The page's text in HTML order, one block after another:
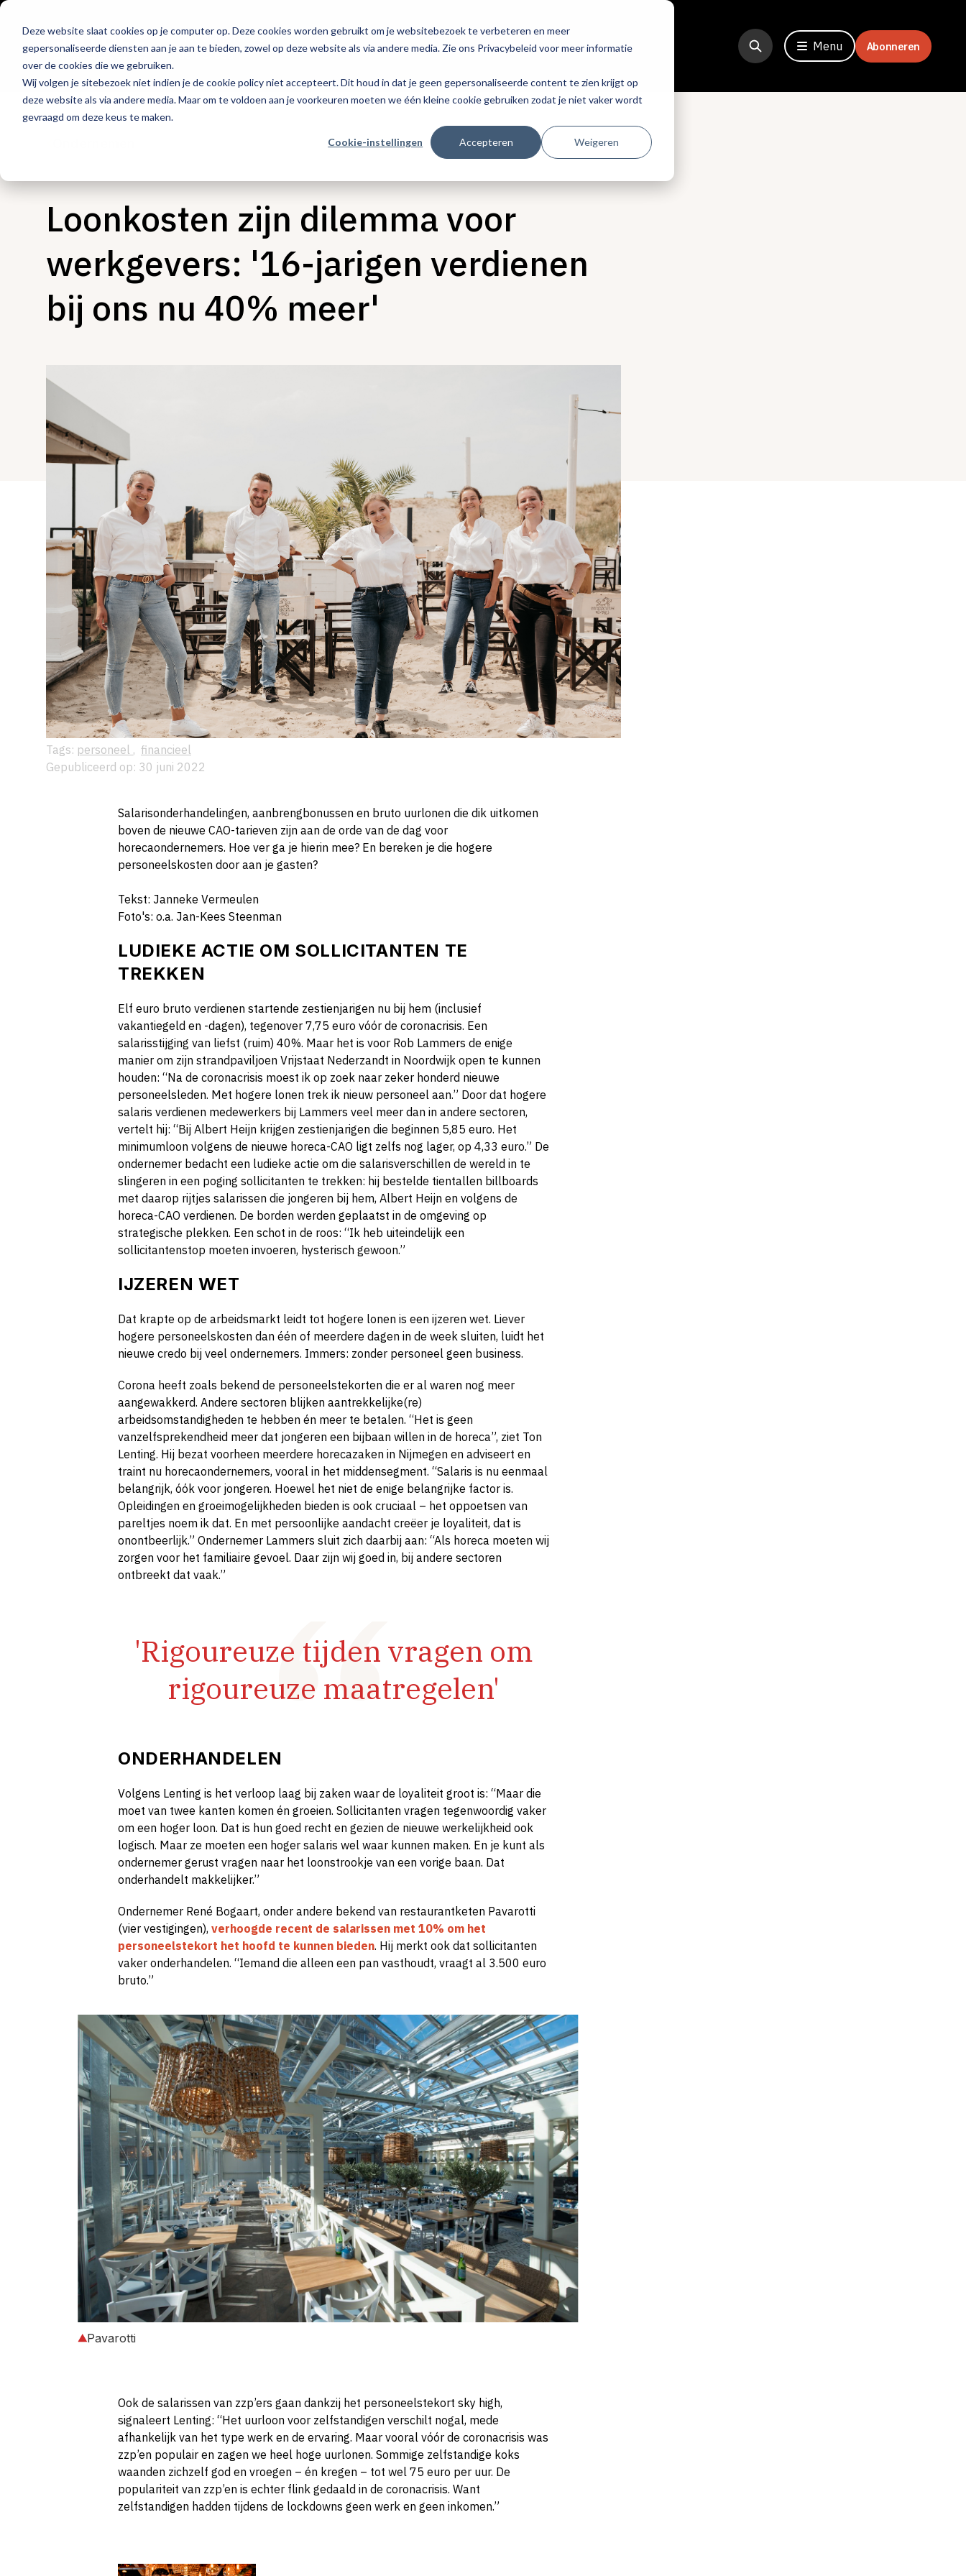
Deze website slaat cookies op je computer op. Deze cookies worden gebruikt om je websitebezoek te verbeteren en meer
gepersonaliseerde diensten aan je aan te bieden, zowel op deze website als via andere media. Zie ons Privacybeleid voor meer informatie
over de cookies die we gebruiken.
Wij volgen je sitebezoek niet indien je de cookie policy niet accepteert. Dit houd in dat je geen gepersonaliseerde content te zien krijgt op
deze website als via andere media. Maar om te voldoen aan je voorkeuren moeten we één kleine cookie gebruiken zodat je niet vaker wordt
gevraagd om deze keus te maken.
Cookie-instellingen Accepteren Weigeren
Hét platform voor
de horeca
Menu Abonneren
Loonkosten zijn dilemma voor
werkgevers: '16-jarigen verdienen
bij ons nu 40% meer'
Tags: personeel , financieel
Gepubliceerd op: 30 juni 2022
Salarisonderhandelingen, aanbrengbonussen en bruto uurlonen die dik uitkomen
boven de nieuwe CAO-tarieven zijn aan de orde van de dag voor
horecaondernemers. Hoe ver ga je hierin mee? En bereken je die hogere
personeelskosten door aan je gasten?
Tekst: Janneke Vermeulen
Foto's: o.a. Jan-Kees Steenman
LUDIEKE ACTIE OM SOLLICITANTEN TE
TREKKEN
Elf euro bruto verdienen startende zestienjarigen nu bij hem (inclusief
vakantiegeld en -dagen), tegenover 7,75 euro vóór de coronacrisis. Een
salarisstijging van liefst (ruim) 40%. Maar het is voor Rob Lammers de enige
manier om zijn strandpaviljoen Vrijstaat Nederzandt in Noordwijk open te kunnen
houden: “Na de coronacrisis moest ik op zoek naar zeker honderd nieuwe
personeelsleden. Met hogere lonen trek ik nieuw personeel aan.” Door dat hogere
salaris verdienen medewerkers bij Lammers veel meer dan in andere sectoren,
vertelt hij: “Bij Albert Heijn krijgen zestienjarigen die beginnen 5,85 euro. Het
minimumloon volgens de nieuwe horeca-CAO ligt zelfs nog lager, op 4,33 euro.” De
ondernemer bedacht een ludieke actie om die salarisverschillen de wereld in te
slingeren in een poging sollicitanten te trekken: hij bestelde tientallen billboards
met daarop rijtjes salarissen die jongeren bij hem, Albert Heijn en volgens de
horeca-CAO verdienen. De borden werden geplaatst in de omgeving op
strategische plekken. Een schot in de roos: “Ik heb uiteindelijk een
sollicitantenstop moeten invoeren, hysterisch gewoon.”
IJZEREN WET
Dat krapte op de arbeidsmarkt leidt tot hogere lonen is een ijzeren wet. Liever
hogere personeelskosten dan één of meerdere dagen in de week sluiten, luidt het
nieuwe credo bij veel ondernemers. Immers: zonder personeel geen business.
Corona heeft zoals bekend de personeelstekorten die er al waren nog meer
aangewakkerd. Andere sectoren blijken aantrekkelijke(re)
arbeidsomstandigheden te hebben én meer te betalen. “Het is geen
vanzelfsprekendheid meer dat jongeren een bijbaan willen in de horeca”, ziet Ton
Lenting. Hij bezat voorheen meerdere horecazaken in Nijmegen en adviseert en
traint nu horecaondernemers, vooral in het middensegment. “Salaris is nu eenmaal
belangrijk, óók voor jongeren. Hoewel het niet de enige belangrijke factor is.
Opleidingen en groeimogelijkheden bieden is ook cruciaal – het oppoetsen van
pareltjes noem ik dat. En met persoonlijke aandacht creëer je loyaliteit, dat is
onontbeerlijk.” Ondernemer Lammers sluit zich daarbij aan: “Als horeca moeten wij
zorgen voor het familiaire gevoel. Daar zijn wij goed in, bij andere sectoren
ontbreekt dat vaak.”
'Rigoureuze tijden vragen om
rigoureuze maatregelen'
ONDERHANDELEN
Volgens Lenting is het verloop laag bij zaken waar de loyaliteit groot is: “Maar die
moet van twee kanten komen én groeien. Sollicitanten vragen tegenwoordig vaker
om een hoger loon. Dat is hun goed recht en gezien de nieuwe werkelijkheid ook
logisch. Maar ze moeten een hoger salaris wel waar kunnen maken. En je kunt als
ondernemer gerust vragen naar het loonstrookje van een vorige baan. Dat
onderhandelt makkelijker.”
Ondernemer René Bogaart, onder andere bekend van restaurantketen Pavarotti
(vier vestigingen), verhoogde recent de salarissen met 10% om het
personeelstekort het hoofd te kunnen bieden. Hij merkt ook dat sollicitanten
vaker onderhandelen. “Iemand die alleen een pan vasthoudt, vraagt al 3.500 euro
bruto.”
Pavarotti
Ook de salarissen van zzp’ers gaan dankzij het personeelstekort sky high,
signaleert Lenting: “Het uurloon voor zelfstandigen verschilt nogal, mede
afhankelijk van het type werk en de ervaring. Maar vooral vóór de coronacrisis was
zzp’en populair en zagen we heel hoge uurlonen. Sommige zelfstandige koks
waanden zichzelf god en vroegen – én kregen – tot wel 75 euro per uur. De
populariteit van zzp’en is echter flink gedaald in de coronacrisis. Want
zelfstandigen hadden tijdens de lockdowns geen werk en geen inkomen.”